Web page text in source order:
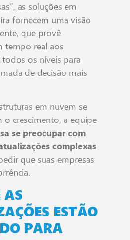
as soluções em
fornecem uma visão
que provê
tempo real aos
os níveis para
de decisão mais
em nuvem se
o crescimento, a equipe
se preocupar com
complexas
que suas empresas
AS
ESTÃO
PARA